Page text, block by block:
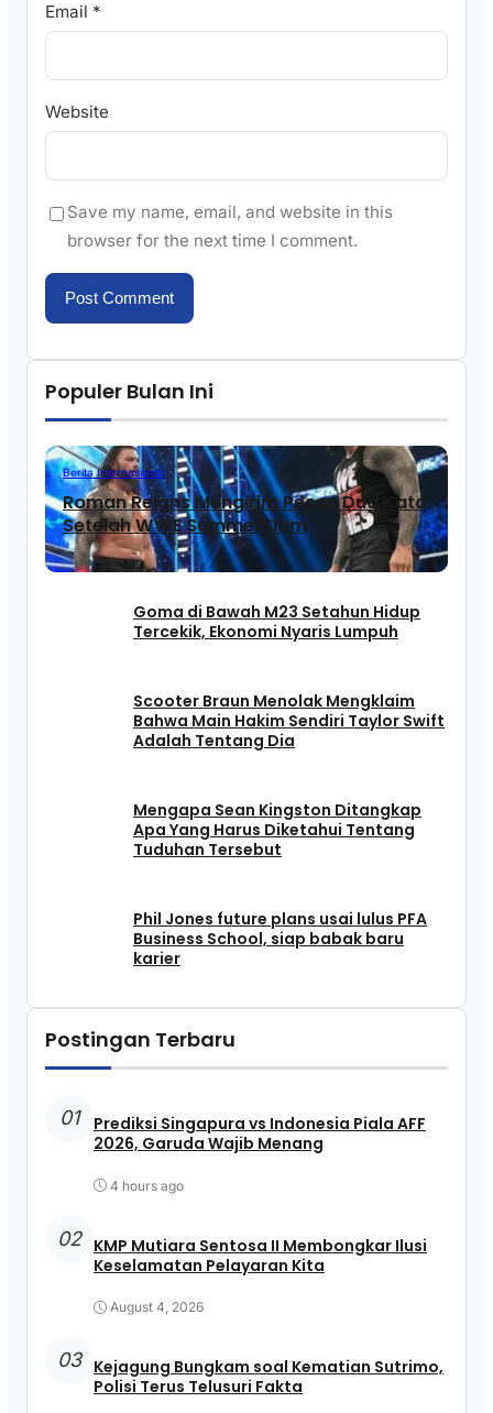
Email *
Website
Save my name, email, and website in this
browser for the next time I comment.
Populer Bulan Ini
Berita Internasional
Roman Reigns Mengirim Pesan Dua Kata
Setelah WWE SummerSlam
Goma di Bawah M23 Setahun Hidup
Tercekik, Ekonomi Nyaris Lumpuh
Scooter Braun Menolak Mengklaim
Bahwa Main Hakim Sendiri Taylor Swift
Adalah Tentang Dia
Mengapa Sean Kingston Ditangkap
Apa Yang Harus Diketahui Tentang
Tuduhan Tersebut
Phil Jones future plans usai lulus PFA
Business School, siap babak baru
karier
Postingan Terbaru
01
Prediksi Singapura vs Indonesia Piala AFF
2026, Garuda Wajib Menang
4 hours ago
02 KMP Mutiara Sentosa II Membongkar Ilusi
Keselamatan Pelayaran Kita
August 4, 2026
03 Kejagung Bungkam soal Kematian Sutrimo,
Polisi Terus Telusuri Fakta